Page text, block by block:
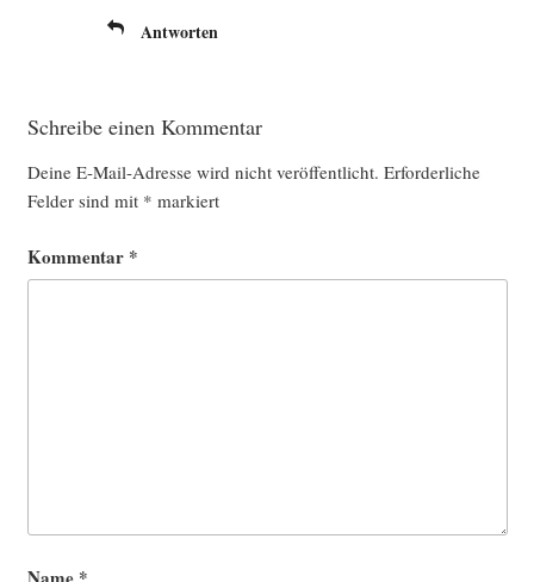
Antworten
Schreibe einen Kommentar
Deine E-Mail-Adresse wird nicht veröffentlicht. Erforderliche
Felder sind mit * markiert
Kommentar *
Name *